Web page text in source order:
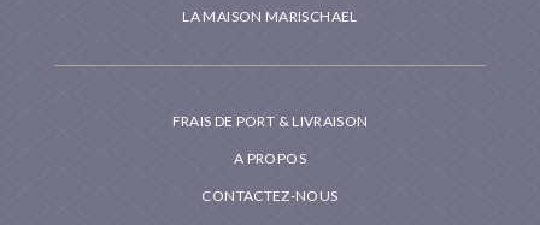
LA MAISON MARISCHAEL
FRAIS DE PORT & LIVRAISON
A PROPOS
CONTACTEZ-NOUS